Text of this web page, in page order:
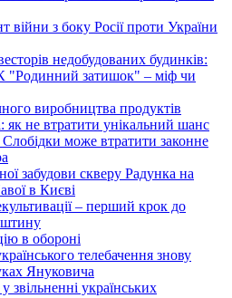
війни з боку Росії проти України
недобудованих будинків:
затишок" – міф чи
виробництва продуктів
як не втратити унікальний шанс
може втратити законне
забудови скверу Радунка на
в Києві
– перший крок до
в обороні
телебачення знову
Януковича
звільненні українських